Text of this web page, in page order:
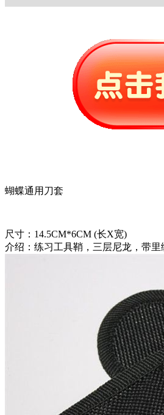
蝴蝶通用刀套
尺寸：14.5CM*6CM (长X宽)
介绍：练习工具鞘，三层尼龙，带